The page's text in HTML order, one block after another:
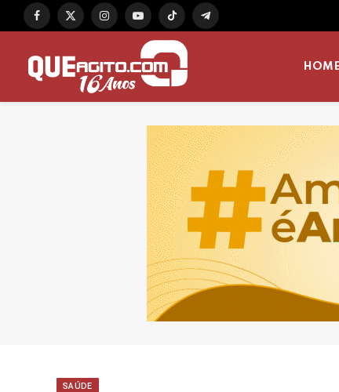
Facebook
X
InstagramYouTubeTikTok Telegram
HOME
SAÚDE